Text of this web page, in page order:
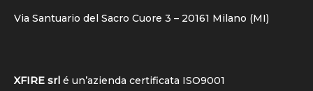
Via Santuario del Sacro Cuore 3 – 20161 Milano (MI)
XFIRE srl é un’azienda certificata ISO9001